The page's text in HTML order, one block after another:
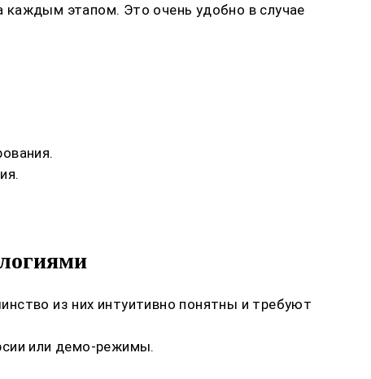
этапом. Это очень удобно в случае
из них интуитивно понятны и требуют
или демо-режимы.